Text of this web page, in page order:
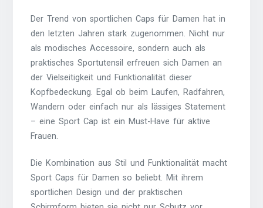
Der Trend von sportlichen Caps für Damen hat in
den letzten Jahren stark zugenommen. Nicht nur
als modisches Accessoire, sondern auch als
praktisches Sportutensil erfreuen sich Damen an
der Vielseitigkeit und Funktionalität dieser
Kopfbedeckung. Egal ob beim Laufen, Radfahren,
Wandern oder einfach nur als lässiges Statement
– eine Sport Cap ist ein Must-Have für aktive
Frauen.
Die Kombination aus Stil und Funktionalität macht
Sport Caps für Damen so beliebt. Mit ihrem
sportlichen Design und der praktischen